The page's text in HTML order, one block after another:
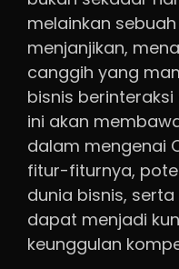
melainkan
menjanjikan,
canggih yang
bisnis
ini akan
dalam mengenai
fitur-fiturnya,
dunia bisnis,
dapat menjadi
keunggulan